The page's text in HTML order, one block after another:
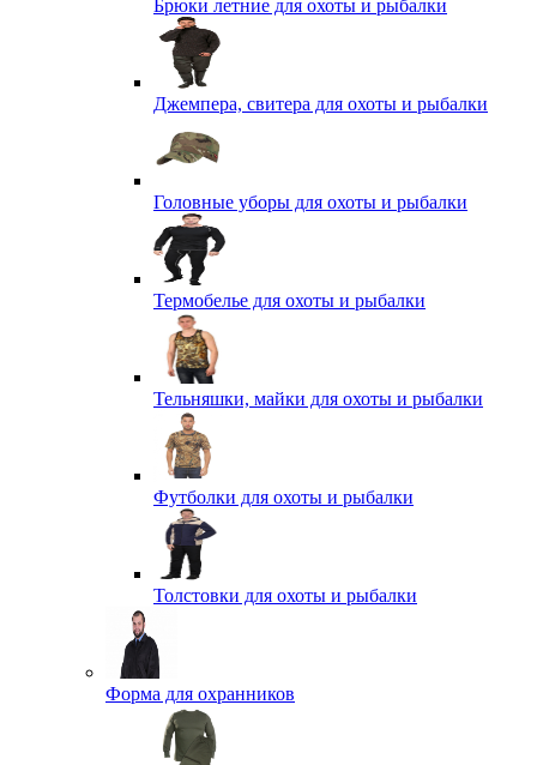
Брюки летние для охоты и рыбалки
Джемпера, свитера для охоты и рыбалки
Головные уборы для охоты и рыбалки
Термобелье для охоты и рыбалки
Тельняшки, майки для охоты и рыбалки
Футболки для охоты и рыбалки
Толстовки для охоты и рыбалки
Форма для охранников